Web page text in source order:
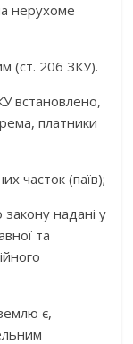
нерухоме
(ст. 206 ЗКУ).
встановлено,
платники
часток (паїв);
закону надані у
та
є,